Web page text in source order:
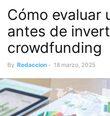
Cómo evaluar
antes de
crowdfunding
By Redaccion - 18 marzo, 2025